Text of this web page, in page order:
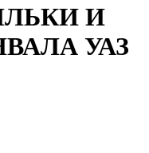
И
УАЗ